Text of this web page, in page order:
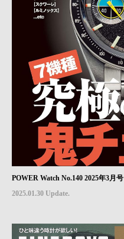
POWER Watch No.140 2025年3月号
2025.01.30 Update.